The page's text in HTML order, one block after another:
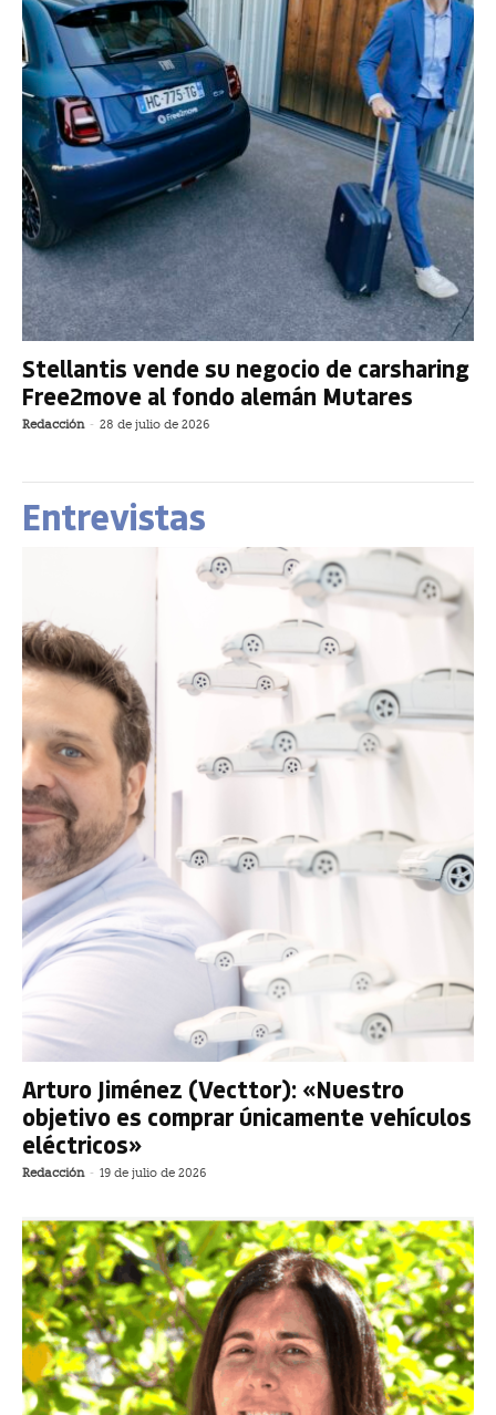
Stellantis vende su negocio de carsharing
Free2move al fondo alemán Mutares
Redacción - 28 de julio de 2026
Entrevistas
Arturo Jiménez (Vecttor): «Nuestro
objetivo es comprar únicamente vehículos
eléctricos»
Redacción - 19 de julio de 2026